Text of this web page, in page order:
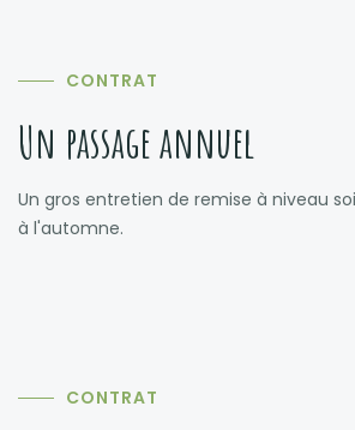
CONTRAT
Un passage annuel
Un gros entretien de remise à niveau
à l'automne.
CONTRAT